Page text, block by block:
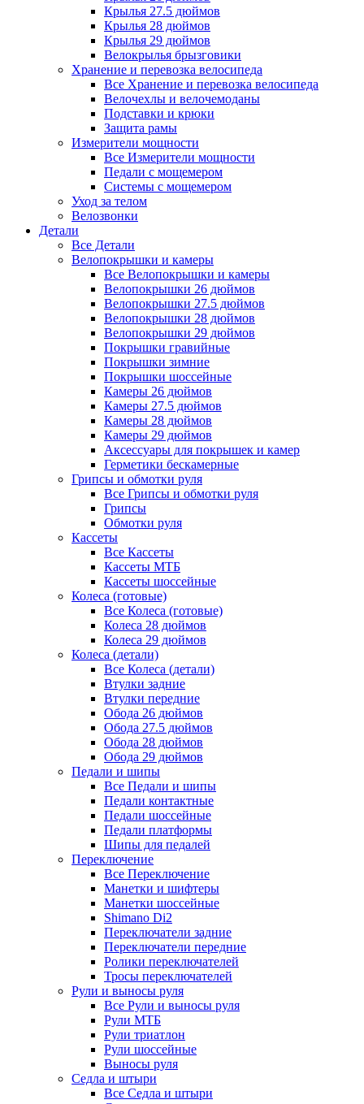
Крылья 27.5 дюймов
Крылья 28 дюймов
Крылья 29 дюймов
Велокрылья брызговики
Хранение и перевозка велосипеда
Все Хранение и перевозка велосипеда
Велочехлы и велочемоданы
Подставки и крюки
Защита рамы
Измерители мощности
Все Измерители мощности
Педали с мощемером
Системы с мощемером
Уход за телом
Велозвонки
Детали
Все Детали
Велопокрышки и камеры
Все Велопокрышки и камеры
Велопокрышки 26 дюймов
Велопокрышки 27.5 дюймов
Велопокрышки 28 дюймов
Велопокрышки 29 дюймов
Покрышки гравийные
Покрышки зимние
Покрышки шоссейные
Камеры 26 дюймов
Камеры 27.5 дюймов
Камеры 28 дюймов
Камеры 29 дюймов
Аксессуары для покрышек и камер
Герметики бескамерные
Грипсы и обмотки руля
Все Грипсы и обмотки руля
Грипсы
Обмотки руля
Кассеты
Все Кассеты
Кассеты МТБ
Кассеты шоссейные
Колеса (готовые)
Все Колеса (готовые)
Колеса 28 дюймов
Колеса 29 дюймов
Колеса (детали)
Все Колеса (детали)
Втулки задние
Втулки передние
Обода 26 дюймов
Обода 27.5 дюймов
Обода 28 дюймов
Обода 29 дюймов
Педали и шипы
Все Педали и шипы
Педали контактные
Педали шоссейные
Педали платформы
Шипы для педалей
Переключение
Все Переключение
Манетки и шифтеры
Манетки шоссейные
Shimano Di2
Переключатели задние
Переключатели передние
Ролики переключателей
Тросы переключателей
Рули и выносы руля
Все Рули и выносы руля
Рули МТБ
Рули триатлон
Рули шоссейные
Выносы руля
Седла и штыри
Все Седла и штыри